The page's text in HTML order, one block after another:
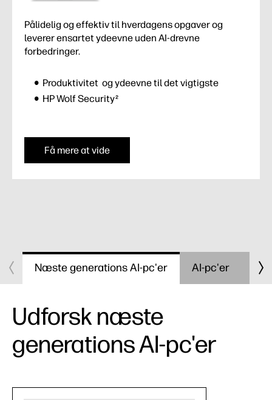
Pålidelig og effektiv til hverdagens opgaver og
leverer ensartet ydeevne uden AI-drevne
forbedringer.
Produktivitet og ydeevne til det vigtigste
HP Wolf Security2
Få mere at vide
Næste generations AI-pc'er AI-pc'er
Udforsk næste
generations AI-pc'er